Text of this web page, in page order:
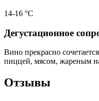
14-16 °С
Дегустационное
Вино прекрасно
пиццей, мясом, жареным
Отзывы